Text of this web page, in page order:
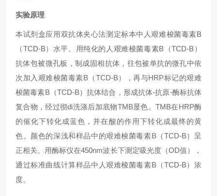
实验原理
本试剂盒应用双抗体夹心法测定标本中人艰难梭菌毒素B
（TCD-B）水平。用纯化的人艰难梭菌毒素B（TCD-B）
抗体包被微孔板，制成固相抗体，往包被单抗的微孔中依
次加入艰难梭菌毒素B（TCD-B），再与HRP标记的艰难
梭菌毒素B（TCD-B）抗体结合，形成抗体-抗原-酶标抗体
复合物，经过彻di洗涤后加底物TMB显色。TMB在HRP酶
的催化下转化成蓝色，并在酸的作用下转化成最终的黄
色。颜色的深浅和样品中的艰难梭菌毒素B（TCD-B）呈
正相关。用酶标仪在450nm波长下测定吸光度（OD值），
通过标准曲线计算样品中人艰难梭菌毒素B（TCD-B）浓
度。